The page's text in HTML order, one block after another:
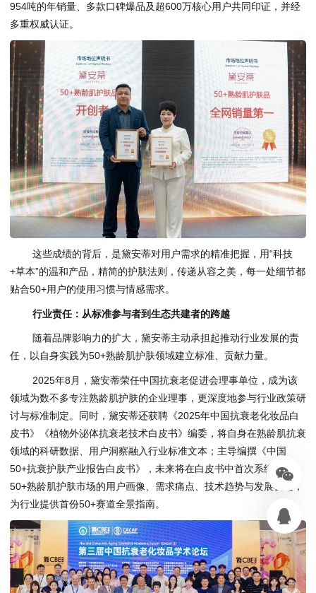
954吨的年销量、多款口碑爆品及超600万核心用户共同印证，并经
多重权威认证。
这些成绩的背后，是黛安蒂对用户需求的精准把握，用“科技
+草本”的温和产品，精简的护肤法则，传递从容之美，每一处细节都
贴合50+用户的使用习惯与情感需求。
行业责任：从标准参与者到生态共建者的跨越
随着品牌影响力的扩大，黛安蒂主动承担起推动行业发展的责
任，以自身实践为50+熟龄肌护肤领域建立标准、贡献力量。
2025年8月，黛安蒂荣任中国抗衰老促进会理事单位，成为该
领域为数不多专注熟龄肌护肤的企业理事，更深度地参与行业政策研
讨与标准制定。同时，黛安蒂还获聘《2025年中国抗衰老化妆品白
皮书》《植物外泌体抗衰老技术白皮书》编委，将自身在熟龄肌抗衰
领域的科研数据、用户洞察融入行业标准文本；主导编撰《中国
50+抗衰护肤产业报告白皮书》，未来将在白皮书中首次系统梳理
50+熟龄肌护肤市场的用户画像、需求痛点、技术趋势与发展机遇，
为行业提供首份50+赛道全景指南。